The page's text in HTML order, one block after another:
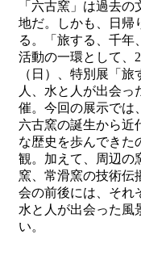
「六古窯」は過去
地だ。しかも、日帰
る。「旅する、千年
活動の一環として、
（日）、特別展「
人、水と人が出会っ
催。今回の展示では
六古窯の誕生から近
な歴史を歩んできた
観。加えて、周辺の
窯、常滑窯の技術伝
会の前後には、それ
水と人が出会った風
い。